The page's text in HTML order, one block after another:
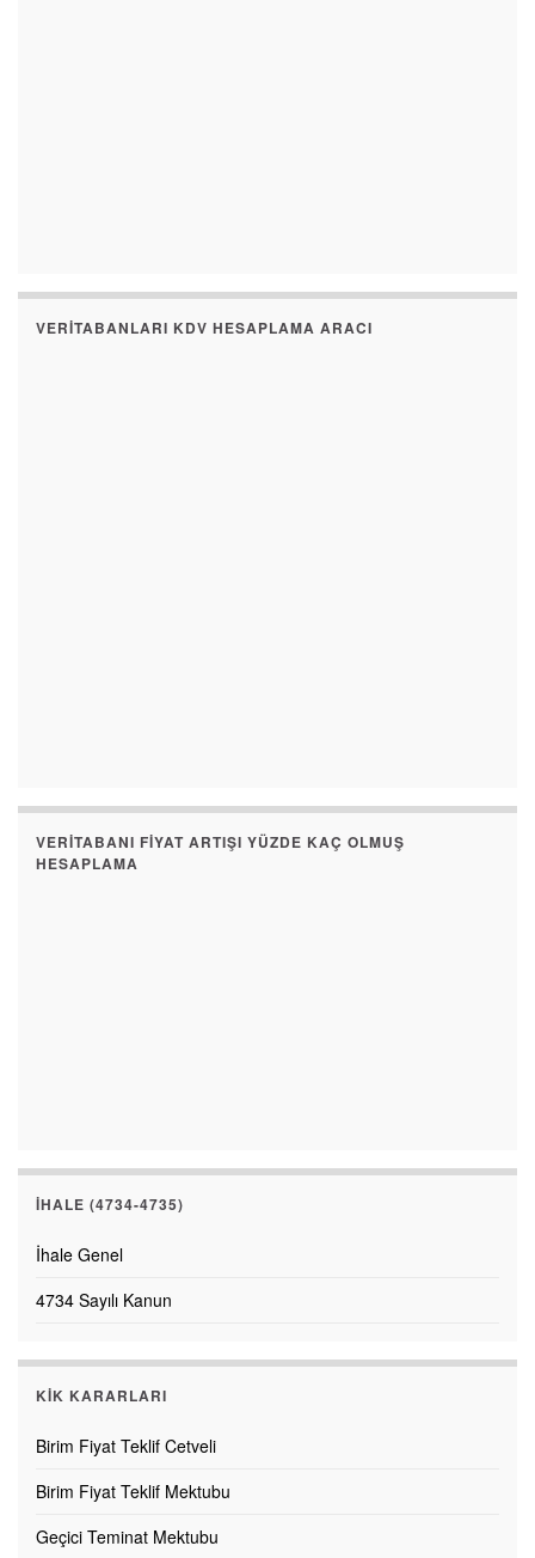
VERITABANLARI KDV HESAPLAMA ARACI
VERITABANI FIYAT ARTIŞI YÜZDE KAÇ OLMUŞ
HESAPLAMA
İHALE (4734-4735)
İhale Genel
4734 Sayılı Kanun
KİK KARARLARI
Birim Fiyat Teklif Cetveli
Birim Fiyat Teklif Mektubu
Geçici Teminat Mektubu